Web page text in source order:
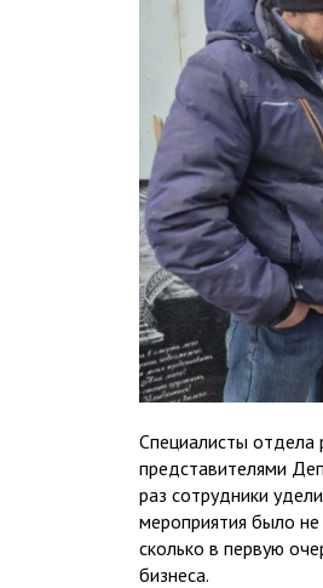
Специалисты отдела
представителями
раз сотрудники
мероприятия было не
сколько в первую
бизнеса.